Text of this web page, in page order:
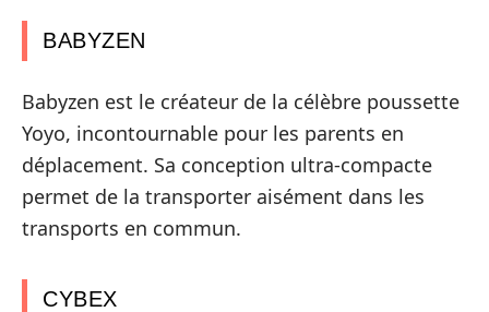
BABYZEN
Babyzen est le créateur de la célèbre poussette
Yoyo, incontournable pour les parents en
déplacement. Sa conception ultra-compacte
permet de la transporter aisément dans les
transports en commun.
CYBEX